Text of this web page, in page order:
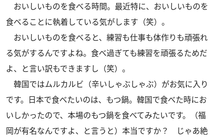
おいしいものを食べる時間。最近特に、おいしいものを
食べることに執着している気がします（笑）。
おいしいものを食べると、練習も仕事も体作りも頑張れ
る気がするんですよね。食べ過ぎても練習を頑張るためだ
よ、と言い訳もできますし（笑）。
韓国ではムルカルビ（辛いしゃぶしゃぶ）がお気に入り
です。日本で食べたいのは、もつ鍋。韓国で食べた時にお
いしかったので、本場のもつ鍋を食べてみたいです。（福
岡が有名なんですよ、と言うと）本当ですか？ じゃあ絶